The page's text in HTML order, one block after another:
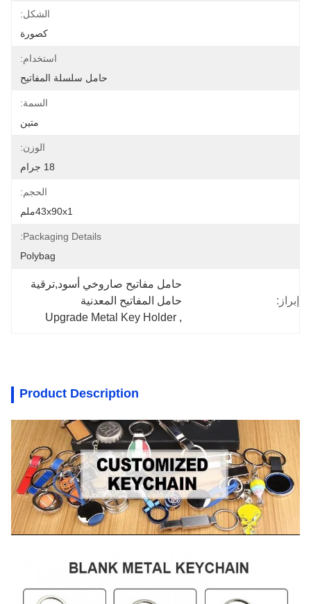
الشكل:
كصورة
استخدام:
حامل سلسلة المفاتيح
السمة:
متين
الوزن:
18 جرام
الحجم:
43x90x1ملم
Packaging Details:
Polybag
إبراز:
حامل مفاتيح صاروخي أسود,ترقية
حامل المفاتيح المعدنية
,
Upgrade Metal Key Holder
Product Description